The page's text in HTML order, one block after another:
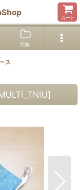
カート
特集
ス
]